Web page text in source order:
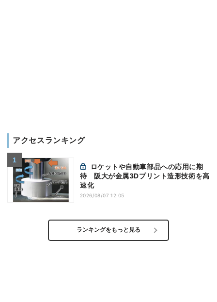
アクセスランキング
待 阪大が金属3Dプリント造形技術を高
速化
2026/08/07 12:05
ランキングをもっと見る